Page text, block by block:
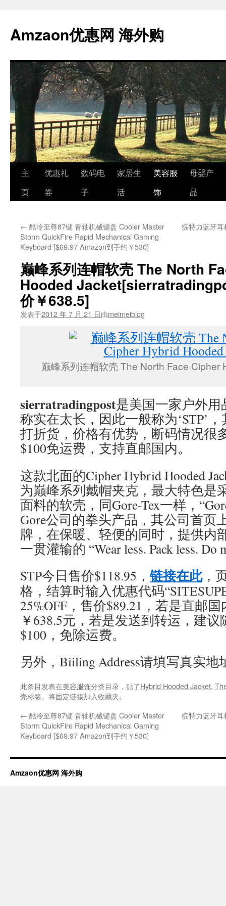
正
文
Amzaon优惠网 海外购
主
页
优惠礼
券
数码电
子
家居生
活
美容服
饰
母婴产
品
← 酷冷至尊87键 青轴机械键盘 Cooler Master
Storm QuickFire Rapid Mechanical Gaming
Keyboard [$69.97 Amazon到手约￥530]
缤特力蓝牙
巅峰系列连帽软壳 The North
Hooded
价￥638.5]
发表于2012 年 7 月 21 日由meimeiblog
巅峰系列连帽软壳 The North Face Cipher
sierratradingpost是美国一家户外用
称实在太长，因此一般称为‘STP’
打折货，价格有优势，断码情况很
$100免运费，支持直邮国内。
这款北面的Cipher Hybrid Hooded
为巅峰系列戴帽夹克，最大特色是
面料的软壳，同Gore-Tex一样，
Gore公司的拳头产品，其公司首页
牌，在保暖、轻便的同时，提供内
一贯灌输的 “Wear less. Pack less. Do
STP今日售价$118.95，链接在此，
格，结算时输入优惠代码
25%OFF，售价$89.21，若是直邮
￥638.5元，若是发送到转运，建
$100，免除运费。
另外，Biiling Address请填写真实地
此条目发表在美容服饰分类目录，贴了Hybrid Hooded Jacket,
壳标签。将固定链接加入收藏夹。
← 酷冷至尊87键 青轴机械键盘 Cooler Master
Storm QuickFire Rapid Mechanical Gaming
Keyboard [$69.97 Amazon到手约￥530]
缤特力蓝牙
Amzaon优惠网 海外购